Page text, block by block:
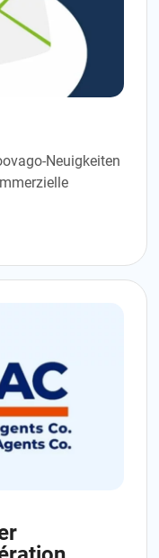
Neuigkeiten